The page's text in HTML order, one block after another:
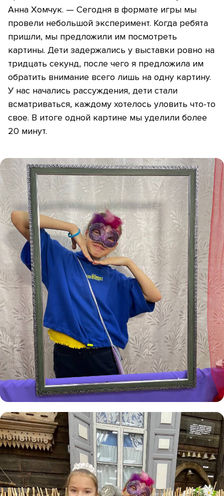
Анна Хомчук. — Сегодня в формате игры мы
провели небольшой эксперимент. Когда ребята
пришли, мы предложили им посмотреть
картины. Дети задержались у выставки ровно на
тридцать секунд, после чего я предложила им
обратить внимание всего лишь на одну картину.
У нас начались рассуждения, дети стали
всматриваться, каждому хотелось уловить что-то
свое. В итоге одной картине мы уделили более
20 минут.